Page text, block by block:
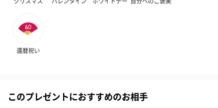
ト【ありがとう】
（1,100円）
リラックスグッズを同梱してお届けします。
還暦祝い
このプレゼントにおすすめのお相手